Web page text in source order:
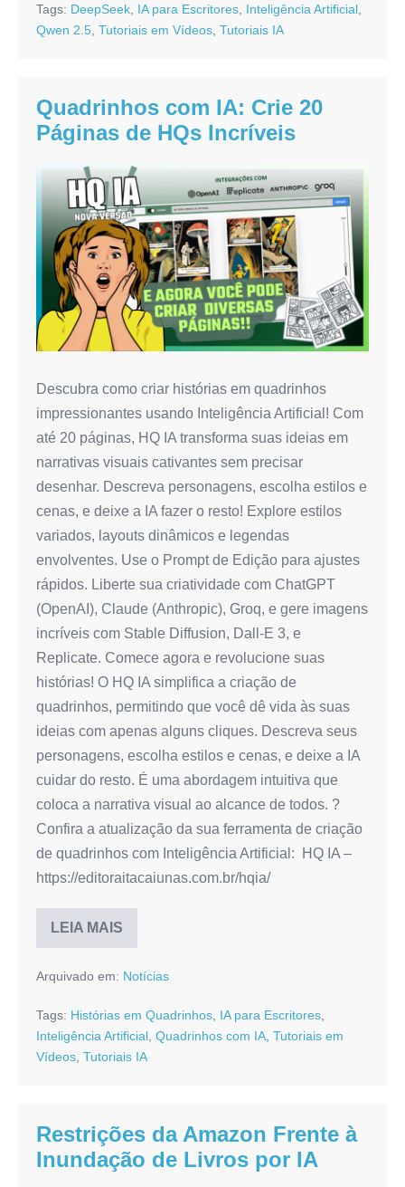
com
IA
Tags: DeepSeek IA para Escritores Inteligência Artificial
Qwen 2.5 Tutoriais em Vídeos Tutoriais IA
Quadrinhos com IA: Crie 20
Páginas de HQs Incríveis
Quadrinhos
IA:
Crie
Páginas
de
HQs
Descubra como criar histórias em quadrinhos
impressionantes usando Inteligência Artificial! Com
até 20 páginas, HQ IA transforma suas ideias em
narrativas visuais cativantes sem precisar
desenhar. Descreva personagens, escolha estilos e
cenas, e deixe a IA fazer o resto! Explore estilos
variados, layouts dinâmicos e legendas
envolventes. Use o Prompt de Edição para ajustes
rápidos. Liberte sua criatividade com ChatGPT
(OpenAI), Claude (Anthropic), Groq, e gere imagens
incríveis com Stable Diffusion, Dall-E 3, e
Replicate. Comece agora e revolucione suas
histórias! O HQ IA simplifica a criação de
quadrinhos, permitindo que você dê vida às suas
ideias com apenas alguns cliques. Descreva seus
personagens, escolha estilos e cenas, e deixe a IA
cuidar do resto. É uma abordagem intuitiva que
coloca a narrativa visual ao alcance de todos. ?
Confira a atualização da sua ferramenta de criação
de quadrinhos com Inteligência Artificial: HQ IA –
https://editoraitacaiunas.com.br/hqia/
LEIA MAISQuadrinhos
com
Crie
de
HQs
Incríveis
Arquivado em: Notícias
Tags: Histórias em Quadrinhos IA para Escritores
Inteligência Artificial Quadrinhos com IA Tutoriais em
Vídeos Tutoriais IA
Restrições da Amazon Frente à
Inundação de Livros por IA